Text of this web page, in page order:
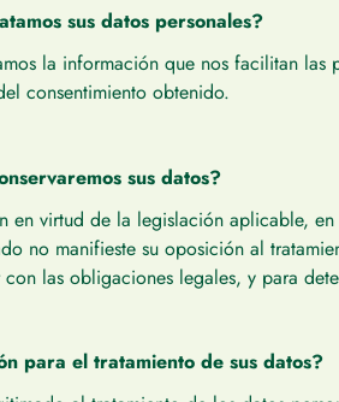
sus datos personales?
la información que nos facilitan
consentimiento obtenido.
sus datos?
en virtud de la legislación aplicable,
no manifieste su oposición al
las obligaciones legales, y para
para el tratamiento de sus datos?